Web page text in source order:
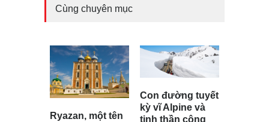
Cùng chuyên mục
Ryazan, một tên
Con đường tuyết
kỳ vĩ Alpine và
tinh thần công